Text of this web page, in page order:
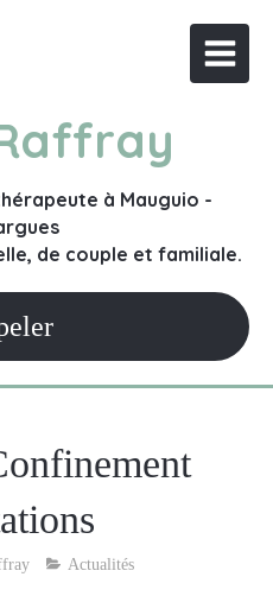
à Mauguio -
de couple et familiale.
Actualités